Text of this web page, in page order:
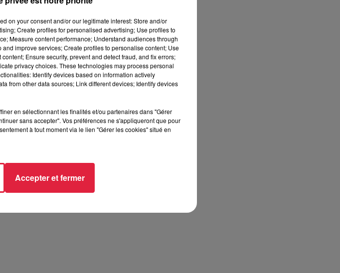
:
on your consent and/or our legitimate interest: Store and/or
Create profiles for personalised advertising; Use profiles to
Measure content performance; Understand audiences through
improve services; Create profiles to personalise content; Use
Ensure security, prevent and detect fraud, and fix errors;
privacy choices. These technologies may process personal
Identify devices based on information actively
from other data sources; Link different devices; Identify devices
en sélectionnant les finalités et/ou partenaires dans "Gérer
sans accepter". Vos préférences ne s'appliqueront que pour
à tout moment via le lien "Gérer les cookies" situé en
Accepter et fermer